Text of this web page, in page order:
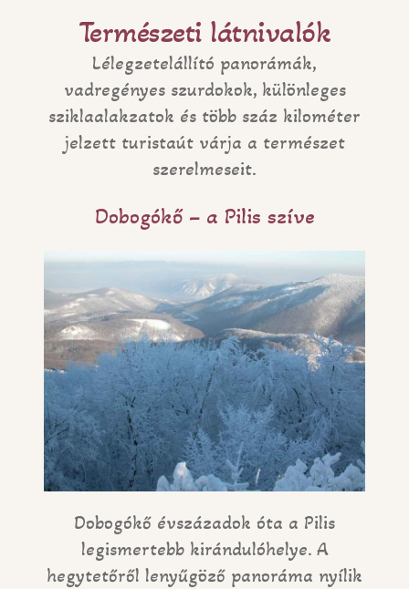
Természeti látnivalók
Lélegzetelállító panorámák,
vadregényes szurdokok, különleges
sziklaalakzatok és több száz kilométer
jelzett turistaút várja a természet
szerelmeseit.
Dobogókő – a Pilis szíve
Dobogókő évszázadok óta a Pilis
legismertebb kirándulóhelye. A
hegytetőről lenyűgöző panoráma nyílik